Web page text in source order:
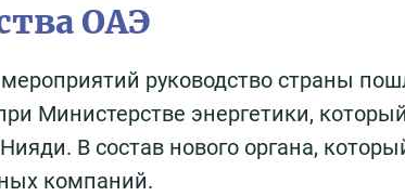
ОАЭ
руководство страны
Министерстве энергетики,
В состав нового органа,
компаний.